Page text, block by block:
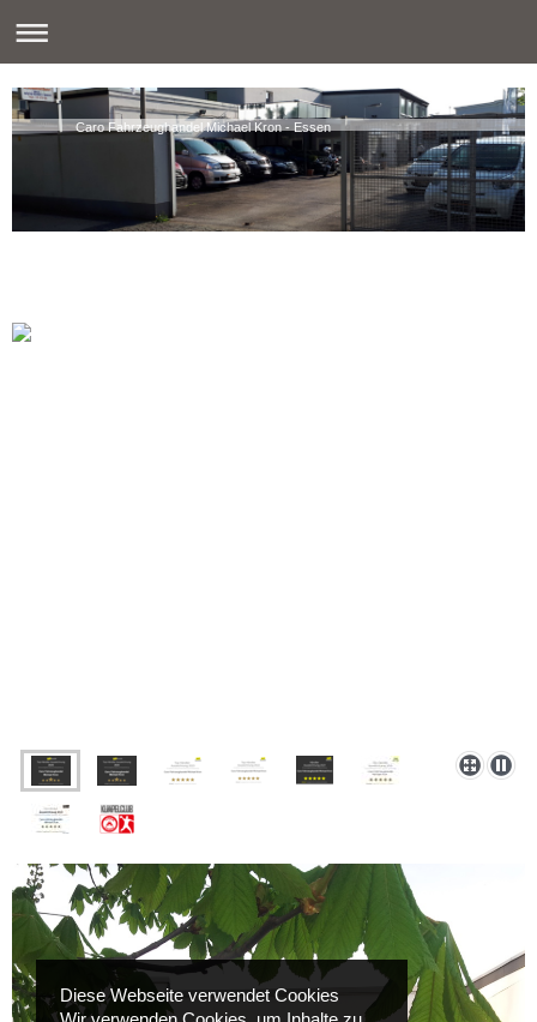
Caro Fahrzeughandel Michael Kron - Essen
Diese Webseite verwendet Cookies